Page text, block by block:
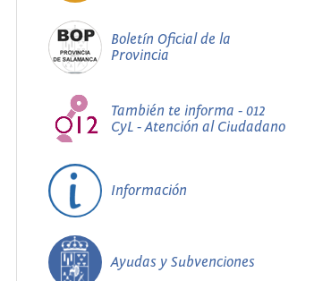
Boletín Oficial de la
Provincia
También te informa - 012
CyL - Atención al Ciudadano
Información
Ayudas y Subvenciones